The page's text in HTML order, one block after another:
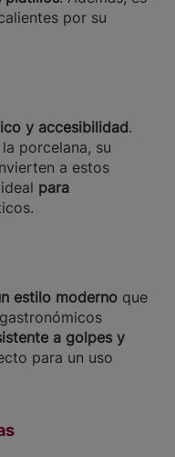
por su
y accesibilidad.
porcelana, su
a estos
para
estilo moderno que
a golpes y
para un uso